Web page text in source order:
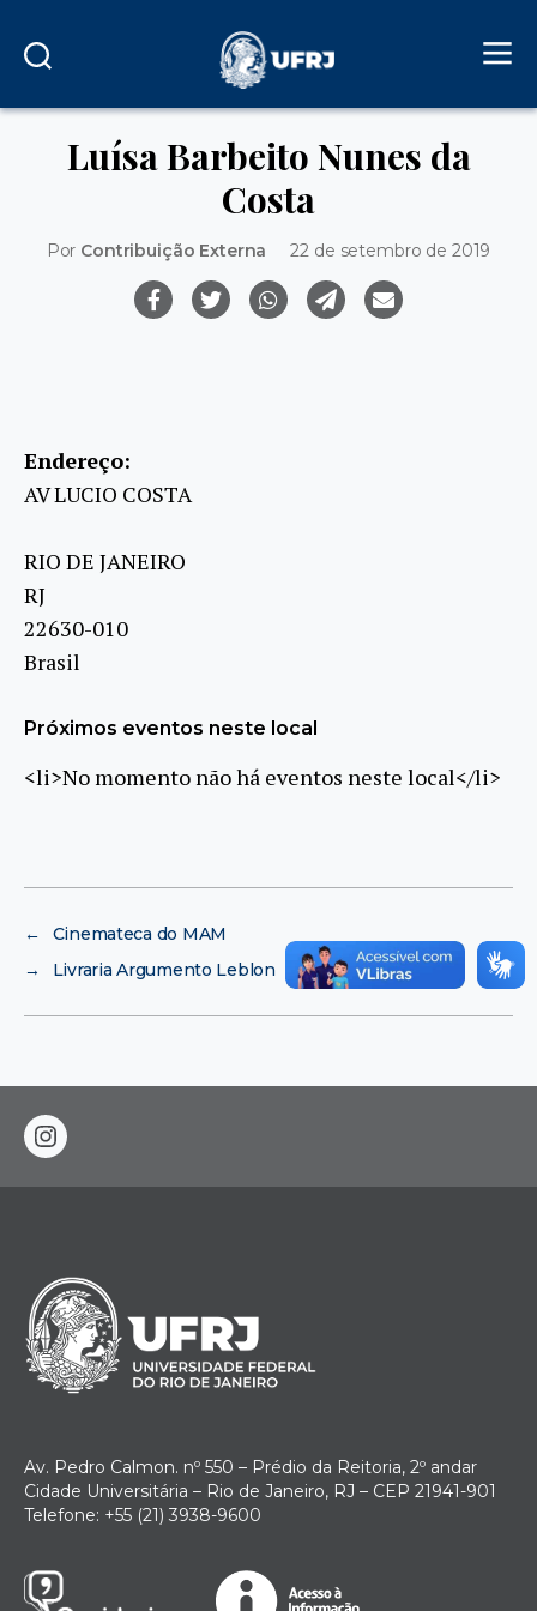
Luísa Barbeito Nunes da
Costa
Por Contribuição Externa 22 de setembro de 2019
Endereço:
AV LUCIO COSTA
RIO DE JANEIRO
RJ
22630-010
Brasil
Próximos eventos neste local
<li>No momento não há eventos neste local</li>
←
Cinemateca do MAM
→
Livraria Argumento Leblon
instagram
Av. Pedro Calmon. nº 550 – Prédio da Reitoria, 2º andar
Cidade Universitária – Rio de Janeiro, RJ – CEP 21941-901
Telefone: +55 (21) 3938-9600